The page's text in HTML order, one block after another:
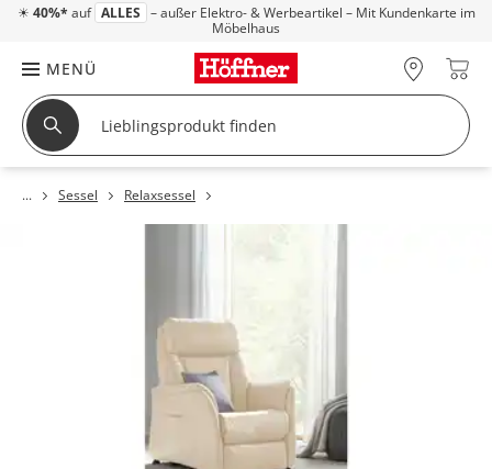
☀ 40%* auf ALLES – außer Elektro- & Werbeartikel – Mit Kundenkarte im
Möbelhaus
MENÜ
Sessel Relaxsessel